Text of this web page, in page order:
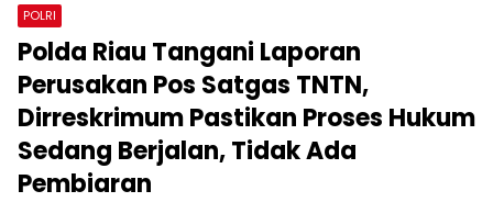
POLRI
Polda Riau Tangani Laporan
Perusakan Pos Satgas TNTN,
Dirreskrimum Pastikan Proses Hukum
Sedang Berjalan, Tidak Ada
Pembiaran